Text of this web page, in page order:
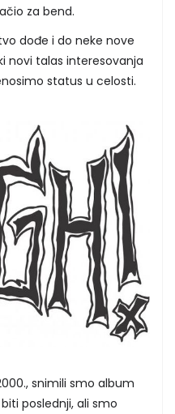
za bend.
dođe i do neke nove
novi talas interesovanja
status u celosti.
snimili smo album
poslednji, ali smo